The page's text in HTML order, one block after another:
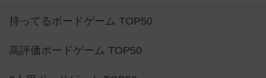
持ってるボードゲーム TOP50
高評価ボードゲーム TOP50